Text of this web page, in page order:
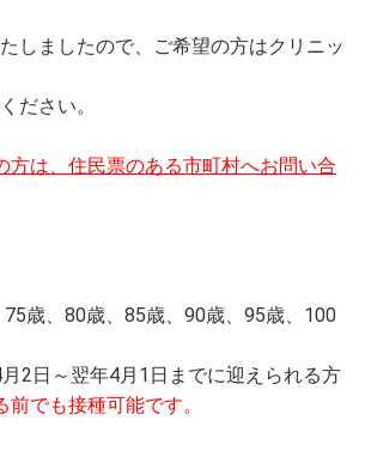
しましたので、ご希望の方はクリニッ
ださい。
方は、住民票のある市町村へお問い合
歳、80歳、85歳、90歳、95歳、100
日～翌年4月1日までに迎えられる方
でも接種可能です。